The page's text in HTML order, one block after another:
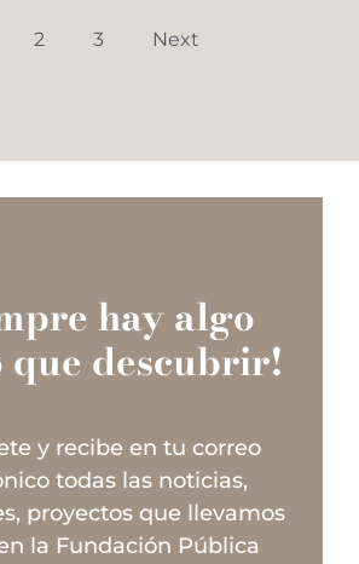
2 3 Next
hay algo
que descubrir!
y recibe en tu correo
todas las noticias,
proyectos que llevamos
la Fundación Pública